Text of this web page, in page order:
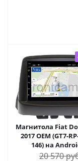
Магнитола Fiat
2017 OEM (GT7-
146) на
20 570